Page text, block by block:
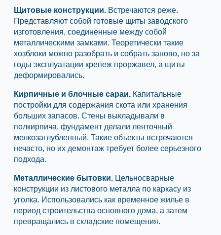
Щитовые конструкции. Встречаются реже.
Представляют собой готовые щиты заводского
изготовления, соединенные между собой
металлическими замками. Теоретически такие
хозблоки можно разобрать и собрать заново, но за
годы эксплуатации крепеж проржавел, а щиты
деформировались.
Кирпичные и блочные сараи. Капитальные
постройки для содержания скота или хранения
больших запасов. Стены выкладывали в
полкирпича, фундамент делали ленточный
мелкозаглубленный. Такие объекты встречаются
нечасто, но их демонтаж требует более серьезного
подхода.
Металлические бытовки. Цельносварные
конструкции из листового металла по каркасу из
уголка. Использовались как временное жилье в
период строительства основного дома, а затем
превращались в складские помещения.